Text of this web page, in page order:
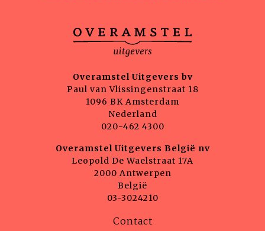
Overamstel Uitgevers bv
Paul van Vlissingenstraat 18
1096 BK Amsterdam
Nederland
020-462 4300
Overamstel Uitgevers België nv
Leopold De Waelstraat 17A
2000 Antwerpen
België
03-3024210
Contact